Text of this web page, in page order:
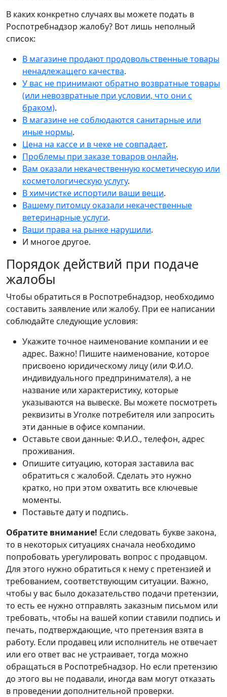
В каких конкретно случаях вы можете подать в
Роспотребнадзор жалобу? Вот лишь неполный
список:
В магазине продают продовольственные товары
ненадлежащего качества.
У вас не принимают обратно возвратные товары
(или невозвратные при условии, что они с
браком).
В магазине не соблюдаются санитарные или
иные нормы.
Цена на кассе и в чеке не совпадает.
Проблемы при заказе товаров онлайн.
Вам оказали некачественную косметическую или
косметологическую услугу.
В химчистке испортили ваши вещи.
Вашему питомцу оказали некачественные
ветеринарные услуги.
Ваши права на рынке нарушили.
И многое другое.
Порядок действий при подаче
жалобы
Чтобы обратиться в Роспотребнадзор, необходимо
составить заявление или жалобу. При ее написании
соблюдайте следующие условия:
Укажите точное наименование компании и ее
адрес. Важно! Пишите наименование, которое
присвоено юридическому лицу (или Ф.И.О.
индивидуального предпринимателя), а не
название или характеристику, которые
указываются на вывеске. Вы можете посмотреть
реквизиты в Уголке потребителя или запросить
эти данные в офисе компании.
Оставьте свои данные: Ф.И.О., телефон, адрес
проживания.
Опишите ситуацию, которая заставила вас
обратиться с жалобой. Сделать это нужно
кратко, но при этом охватить все ключевые
моменты.
Поставьте дату и подпись.
Обратите внимание! Если следовать букве закона,
то в некоторых ситуациях сначала необходимо
попробовать урегулировать вопрос с продавцом.
Для этого нужно обратиться к нему с претензией и
требованием, соответствующим ситуации. Важно,
чтобы у вас было доказательство подачи претензии,
то есть ее нужно отправлять заказным письмом или
требовать, чтобы на вашей копии ставили подпись и
печать, подтверждающие, что претензия взята в
работу. Если продавец или исполнитель не отвечает
или его ответ вас не устраивает, тогда можно
обращаться в Роспотребнадзор. Но если претензию
до этого вы не подавали, иногда вам могут отказать
в проведении дополнительной проверки.